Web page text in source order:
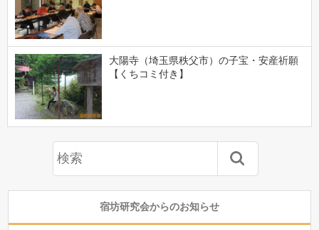
大陽寺（埼玉県秩父市）の子宝・安産祈願
【くちコミ付き】
宿坊研究会からのお知らせ